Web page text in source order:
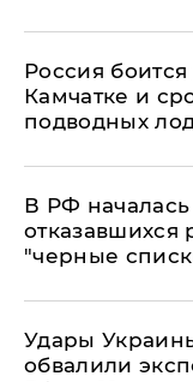
Россия
Камчатке и
подводных
​В РФ началась
отказавшихся
"черные
Удары
обвалили